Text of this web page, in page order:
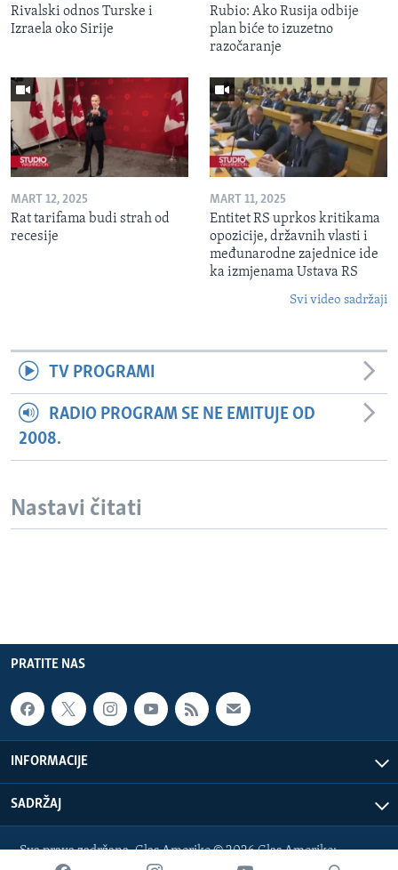
Rivalski odnos Turske i
Izraela oko Sirije
Rubio: Ako Rusija odbije
plan biće to izuzetno
razočaranje
MART 12, 2025
Rat tarifama budi strah od
recesije
MART 11, 2025
Entitet RS uprkos kritikama
opozicije, državnih vlasti i
međunarodne zajednice ide
ka izmjenama Ustava RS
Svi video sadržaji
TV PROGRAMI
RADIO PROGRAM SE NE EMITUJE OD
2008.
Nastavi čitati
PRATITE NAS
INFORMACIJE
SADRŽAJ
Sva prava zadržana. Glas Amerike © 2026 Glas Amerike: